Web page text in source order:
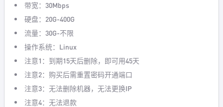
带宽：30Mbps
硬盘：20G-400G
流量：30G-不限
操作系统：Linux
注意1：到期15天后删除，即可用45天
注意2：购买后需重置密码开通端口
注意3：无法删除机器，无法更换IP
注意4：无法退款